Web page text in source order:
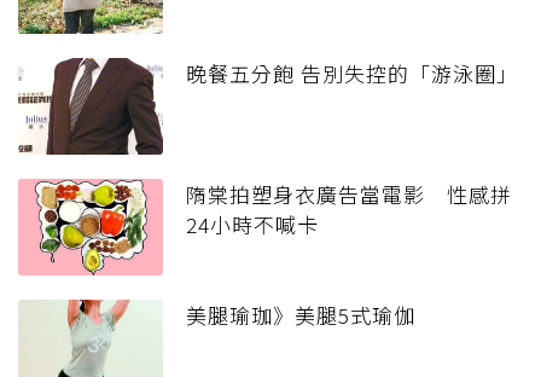
晚餐五分飽 告別失控的「游泳圈」
隋棠拍塑身衣廣告當電影 性感拼
24小時不喊卡
美腿瑜珈》美腿5式瑜伽